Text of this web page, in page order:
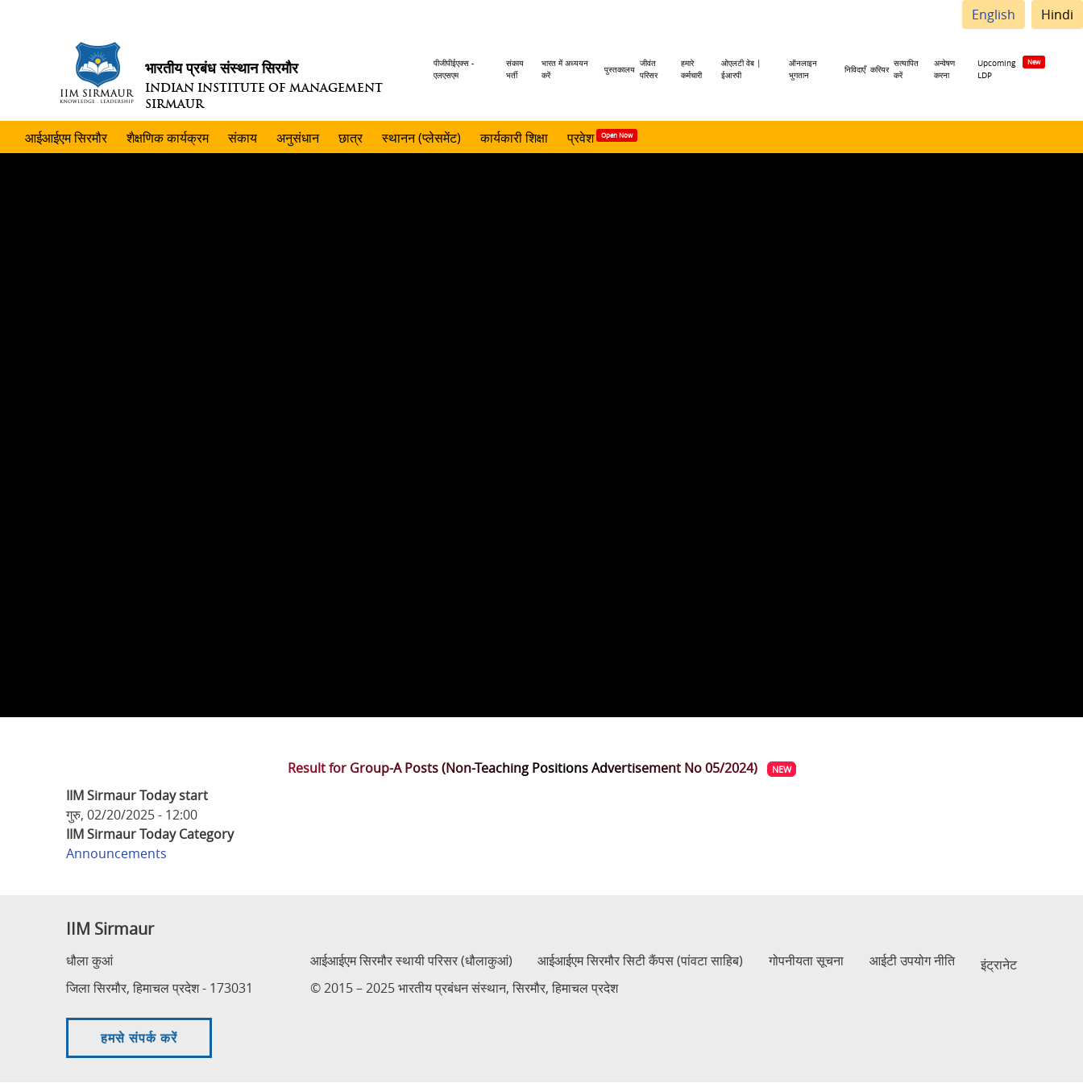
English Hindi
भारतीय प्रबंध संस्थान सिरमौर
INDIAN INSTITUTE OF MANAGEMENT
SIRMAUR
Header
पीजीपीईएक्स -
एलएसएम
संकाय
भर्ती
भारत में अध्ययन
करें
पुस्तकालय
जीवंत
परिसर
हमारे
कर्मचारी
ओएलटी वेब |
ईआरपी
ऑनलाइन
भुगतान
निविदाएँ करियर
सत्यापित
करें
अन्वेषण
करना
Upcoming
LDP
आईआईएम सिरमौर शैक्षणिक कार्यक्रम संकाय अनुसंधान छात्र स्थानन (प्लेसमेंट) कार्यकारी शिक्षा प्रवेश
Result for Group-A Posts (Non-Teaching Positions Advertisement No 05/2024) NEW
IIM Sirmaur Today start
गुरु, 02/20/2025 - 12:00
IIM Sirmaur Today Category
Announcements
IIM Sirmaur
धौला कुआं
जिला सिरमौर, हिमाचल प्रदेश - 173031
हमसे संपर्क करें
आईआईएम सिरमौर स्थायी परिसर (धौलाकुआं) आईआईएम सिरमौर सिटी कैंपस (पांवटा साहिब) गोपनीयता सूचना आईटी उपयोग नीति
इंट्रानेट
© 2015 – 2025 भारतीय प्रबंधन संस्थान, सिरमौर, हिमाचल प्रदेश